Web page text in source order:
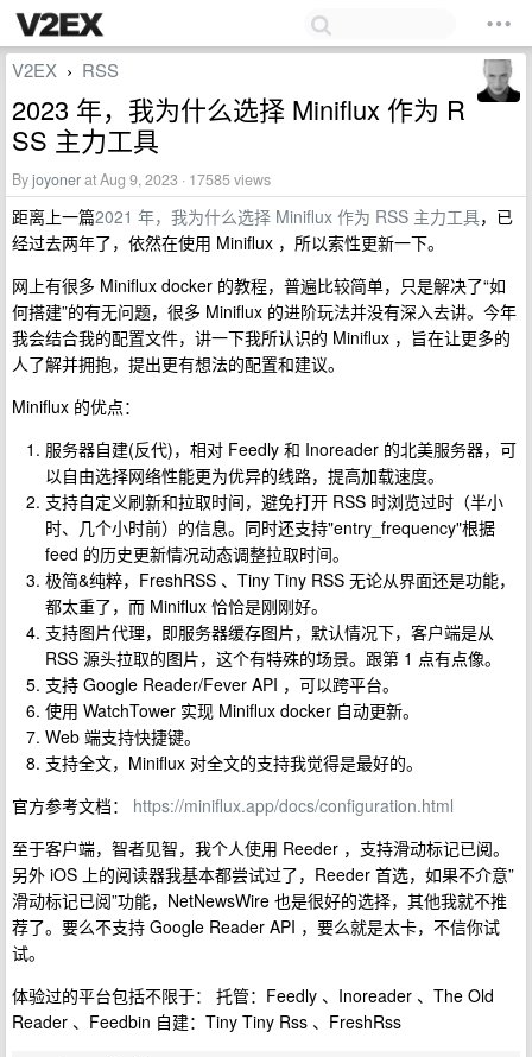
V2EX › RSS
2023 年，我为什么选择 Miniflux 作为 R
SS 主力工具
Byjoyonerat Aug 9, 2023 · 17585 views
距离上一篇2021 年，我为什么选择 Miniflux 作为 RSS 主力工具，已
经过去两年了，依然在使用 Miniflux ，所以索性更新一下。
网上有很多 Miniflux docker 的教程，普遍比较简单，只是解决了“如
何搭建”的有无问题，很多 Miniflux 的进阶玩法并没有深入去讲。今年
我会结合我的配置文件，讲一下我所认识的 Miniflux ，旨在让更多的
人了解并拥抱，提出更有想法的配置和建议。
Miniflux 的优点：
服务器自建(反代)，相对 Feedly 和 Inoreader 的北美服务器，可
以自由选择网络性能更为优异的线路，提高加载速度。
支持自定义刷新和拉取时间，避免打开 RSS 时浏览过时（半小
时、几个小时前）的信息。同时还支持"entry_frequency"根据
feed 的历史更新情况动态调整拉取时间。
极简&纯粹，FreshRSS 、Tiny Tiny RSS 无论从界面还是功能，
都太重了，而 Miniflux 恰恰是刚刚好。
支持图片代理，即服务器缓存图片，默认情况下，客户端是从
RSS 源头拉取的图片，这个有特殊的场景。跟第 1 点有点像。
支持 Google Reader/Fever API ，可以跨平台。
使用 WatchTower 实现 Miniflux docker 自动更新。
Web 端支持快捷键。
支持全文，Miniflux 对全文的支持我觉得是最好的。
官方参考文档： https://miniflux.app/docs/configuration.html
至于客户端，智者见智，我个人使用 Reeder ，支持滑动标记已阅。
另外 iOS 上的阅读器我基本都尝试过了，Reeder 首选，如果不介意”
滑动标记已阅”功能，NetNewsWire 也是很好的选择，其他我就不推
荐了。要么不支持 Google Reader API ，要么就是太卡，不信你试
试。
体验过的平台包括不限于： 托管：Feedly 、Inoreader 、The Old
Reader 、Feedbin 自建：Tiny Tiny Rss 、FreshRss